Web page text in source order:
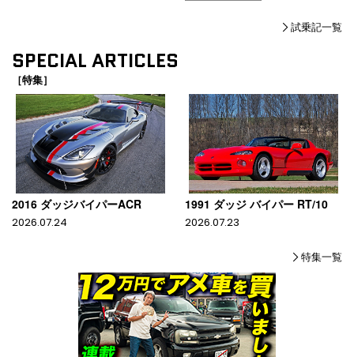
試乗記一覧
SPECIAL ARTICLES
［特集］
2016 ダッジバイパーACR
2026.07.24
1991 ダッジ バイパー RT/10
2026.07.23
特集一覧